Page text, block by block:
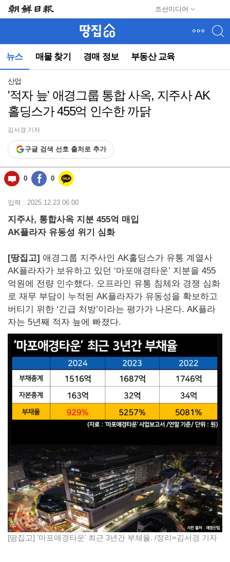
조선미디어
뉴스 매물 찾기 경매 정보 부동산 교육
뉴
(컨
동)
산업
'적자 늪' 애경그룹 통합 사옥, 지주사 AK
홀딩스가 455억 인수한 까닭
김서경 기자
구글 검색 선호 출처로 추가
0 0
입력 : 2025.12.23 06:00
지주사, 통합사옥 지분 455억 매입
AK플라자 유동성 위기 심화
[땅집고] 애경그룹 지주사인 AK홀딩스가 유통 계열사
AK플라자가 보유하고 있던 ‘마포애경타운’ 지분을 455
억원에 전량 인수했다. 오프라인 유통 침체와 경쟁 심화
로 재무 부담이 누적된 AK플라자가 유동성을 확보하고
버티기 위한 ‘긴급 처방’이라는 평가가 나온다. AK플라
자는 5년째 적자 늪에 빠졌다.
[땅집고] '마포애경타운' 최근 3년간 부채율. /정리=김서경 기자